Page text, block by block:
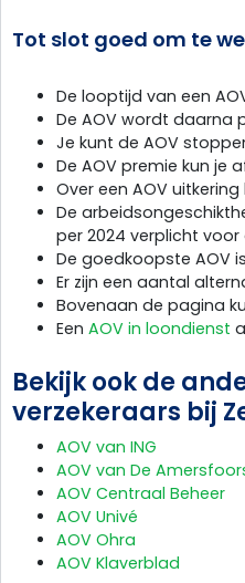
Tot slot goed om te
De looptijd van een
De AOV wordt daarna
Je kunt de AOV
De AOV premie kun je
Over een AOV
De
per 2024 verplicht voor
De goedkoopste AOV
Er zijn een aantal
Bovenaan de pagina
Een AOV in loondienst
Bekijk ook de
verzekeraars bij
AOV van ING
AOV van De
AOV Centraal Beheer
AOV Univé
AOV Ohra
AOV Klaverblad